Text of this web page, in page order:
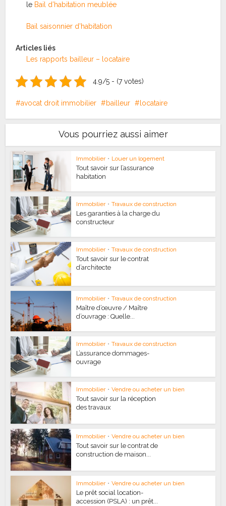
le Bail d’habitation meublée
Bail saisonnier d’habitation
Articles liés
Les rapports bailleur – locataire
4.9/5 - (7 votes)
avocat droit immobilier bailleur locataire
Vous pourriez aussi aimer
Immobilier • Louer un logement
Tout savoir sur l’assurance
habitation
Immobilier • Travaux de construction
Les garanties à la charge du
constructeur
Immobilier • Travaux de construction
Tout savoir sur le contrat
d’architecte
Immobilier • Travaux de construction
Maître d’œuvre / Maître
d’ouvrage : Quelle...
Immobilier • Travaux de construction
L’assurance dommages-
ouvrage
Immobilier • Vendre ou acheter un bien
Tout savoir sur la réception
des travaux
Immobilier • Vendre ou acheter un bien
Tout savoir sur le contrat de
construction de maison...
Immobilier • Vendre ou acheter un bien
Le prêt social location-
accession (PSLA) : un prêt...